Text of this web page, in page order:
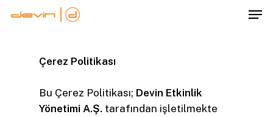
Çerez Politikası
Bu Çerez Politikası; Devin Etkinlik
Yönetimi A.Ş. tarafından işletilmekte